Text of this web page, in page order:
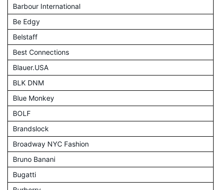
Barbour International
Be Edgy
Belstaff
Best Connections
Blauer.USA
BLK DNM
Blue Monkey
BOLF
Brandslock
Broadway NYC Fashion
Bruno Banani
Bugatti